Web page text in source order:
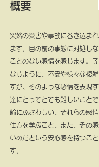
​概要
突然の災害や事故に巻き込ま
ます。 目の前の事態に対処し
ことのない感情を感じます。
なじように、不安や様々な複
すが、 そのような感情を表現
達にとってとても難しいことで
齢にふさわしい、それらの感
仕方を学ぶこと、 また、その
いのだという安心感を持つこ
す。